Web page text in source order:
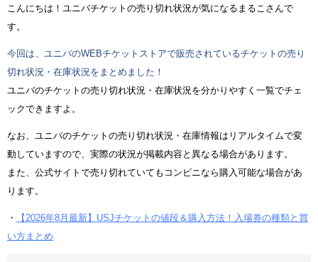
こんにちは！ユニバチケットの売り切れ状況が気になるまるこさんで
す。
今回は、ユニバのWEBチケットストアで販売されているチケットの売り
切れ状況・在庫状況をまとめました！
ユニバのチケットの売り切れ状況・在庫状況を分かりやすく一覧でチェ
ックできますよ。
なお、ユニバのチケットの売り切れ状況・在庫情報はリアルタイムで変
動していますので、実際の状況が掲載内容と異なる場合があります。
また、公式サイトで売り切れていてもコンビニなら購入可能な場合があ
ります。
・
【2026年8月最新】USJチケットの値段＆購入方法！入場券の種類と買
い方まとめ